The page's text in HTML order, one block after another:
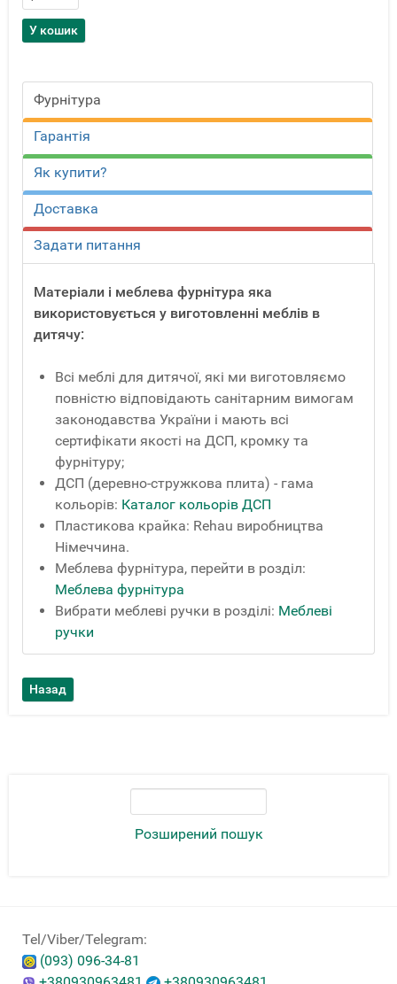
Розширений пошук
Фурнітура
Гарантія
Як купити?
Доставка
Задати питання
Матеріали і меблева фурнітура яка
використовується у виготовленні меблів в
дитячу:
Всі меблі для дитячої, які ми виготовляємо
повністю відповідають санітарним вимогам
законодавства України і мають всі
сертифікати якості на ДСП, кромку та
фурнітуру;
ДСП (деревно-стружкова плита) - гама
кольорів: Каталог кольорів ДСП
Пластикова крайка: Rehau виробництва
Німеччина.
Меблева фурнітура, перейти в розділ:
Меблева фурнітура
Вибрати меблеві ручки в розділі: Меблеві
ручки
Tel/Viber/Telegram:
(093) 096-34-81